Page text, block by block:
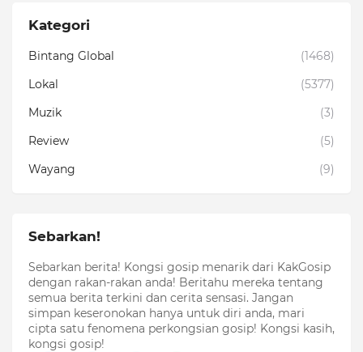
Kategori
Bintang Global
(1468)
Lokal
(5377)
Muzik
(3)
Review
(5)
Wayang
(9)
Sebarkan!
Sebarkan berita! Kongsi gosip menarik dari KakGosip
dengan rakan-rakan anda! Beritahu mereka tentang
semua berita terkini dan cerita sensasi. Jangan
simpan keseronokan hanya untuk diri anda, mari
cipta satu fenomena perkongsian gosip! Kongsi kasih,
kongsi gosip!